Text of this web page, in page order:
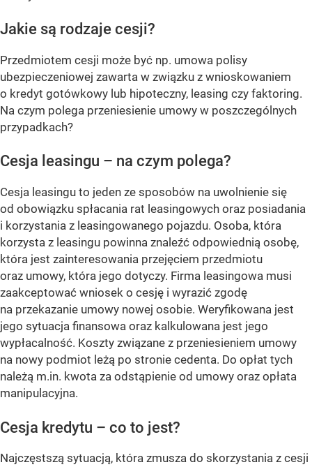
Jakie są rodzaje cesji?
Przedmiotem cesji może być np. umowa polisy
ubezpieczeniowej zawarta w związku z wnioskowaniem
o kredyt gotówkowy lub hipoteczny, leasing czy faktoring.
Na czym polega przeniesienie umowy w poszczególnych
przypadkach?
Cesja leasingu – na czym polega?
Cesja leasingu to jeden ze sposobów na uwolnienie się
od obowiązku spłacania rat leasingowych oraz posiadania
i korzystania z leasingowanego pojazdu. Osoba, która
korzysta z leasingu powinna znaleźć odpowiednią osobę,
która jest zainteresowania przejęciem przedmiotu
oraz umowy, która jego dotyczy. Firma leasingowa musi
zaakceptować wniosek o cesję i wyrazić zgodę
na przekazanie umowy nowej osobie. Weryfikowana jest
jego sytuacja finansowa oraz kalkulowana jest jego
wypłacalność. Koszty związane z przeniesieniem umowy
na nowy podmiot leżą po stronie cedenta. Do opłat tych
należą m.in. kwota za odstąpienie od umowy oraz opłata
manipulacyjna.
Cesja kredytu – co to jest?
Najczęstszą sytuacją, która zmusza do skorzystania z cesji